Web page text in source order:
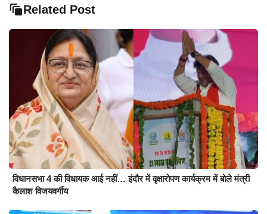
Related Post
विधानसभा 4 की विधायक आई नहीं… इंदौर में वृक्षारोपण कार्यक्रम में बोले मंत्री
कैलाश विजयवर्गीय